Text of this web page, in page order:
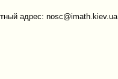
адрес: nosc@imath.kiev.ua